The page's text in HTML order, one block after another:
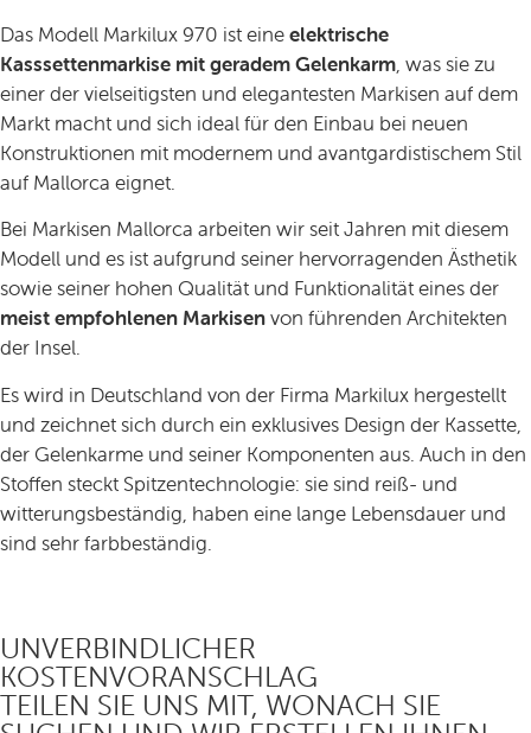
Das Modell Markilux 970 ist eineelektrische
Kasssettenmarkise mit geradem Gelenkarm, was sie zu
einer der vielseitigsten und elegantesten Markisen auf dem
Markt macht und sich ideal für den Einbau bei neuen
Konstruktionen mit modernem und avantgardistischem Stil
auf Mallorca eignet.
Bei Markisen Mallorca arbeiten wir seit Jahren mit diesem
Modell und es ist aufgrund seiner hervorragenden Ästhetik
sowie seiner hohen Qualität und Funktionalität eines der
meist empfohlenen Markisenvon führenden Architekten
der Insel.
Es wird in Deutschland von der Firma Markilux hergestellt
und zeichnet sich durch ein exklusives Design der Kassette,
der Gelenkarme und seiner Komponenten aus. Auch in den
Stoffen steckt Spitzentechnologie: sie sind reiß- und
witterungsbeständig, haben eine lange Lebensdauer und
sind sehr farbbeständig.
UNVERBINDLICHER
KOSTENVORANSCHLAG
TEILEN SIE UNS MIT, WONACH SIE